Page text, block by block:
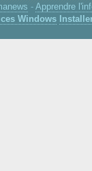
- Apprendre
Windows